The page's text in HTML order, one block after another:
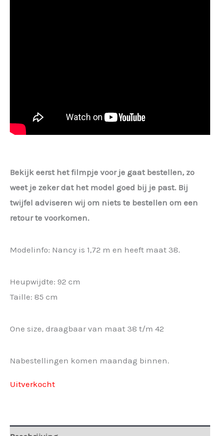
Bekijk eerst het filmpje voor je gaat bestellen, zo
weet je zeker dat het model goed bij je past. Bij
twijfel adviseren wij om niets te bestellen om een
retour te voorkomen.
Modelinfo: Nancy is 1,72 m en heeft maat 38.
Heupwijdte: 92 cm
Taille: 85 cm
One size, draagbaar van maat 38 t/m 42
Nabestellingen komen maandag binnen.
Uitverkocht